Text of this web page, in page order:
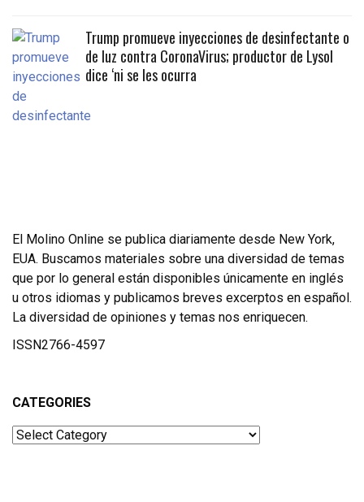
Trump promueve inyecciones de desinfectante o
de luz contra CoronaVirus; productor de Lysol
dice ‘ni se les ocurra
El Molino Online se publica diariamente desde New York,
EUA. Buscamos materiales sobre una diversidad de temas
que por lo general están disponibles únicamente en inglés
u otros idiomas y publicamos breves excerptos en español.
La diversidad de opiniones y temas nos enriquecen.
ISSN2766-4597
CATEGORIES
Categories